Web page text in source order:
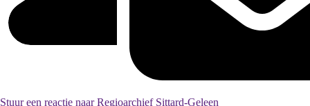
Stuur een reactie naar Regioarchief Sittard-Geleen